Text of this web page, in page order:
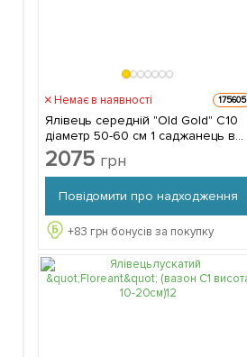
Немає в наявності 175605
Ялівець середній "Old Gold" С10
діаметр 50-60 см 1 саджанець в
упаковці
2075 грн
Повідомити про надходження
+83 грн бонусів за покупку